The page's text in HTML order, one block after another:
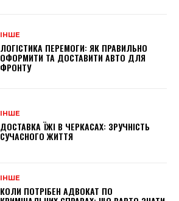
ІНШЕ
ЛОГІСТИКА ПЕРЕМОГИ: ЯК ПРАВИЛЬНО
ОФОРМИТИ ТА ДОСТАВИТИ АВТО ДЛЯ
ФРОНТУ
ІНШЕ
ДОСТАВКА ЇЖІ В ЧЕРКАСАХ: ЗРУЧНІСТЬ
СУЧАСНОГО ЖИТТЯ
ІНШЕ
КОЛИ ПОТРІБЕН АДВОКАТ ПО